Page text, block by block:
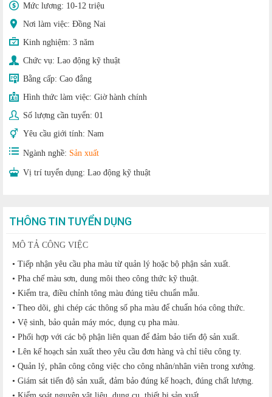
Mức lương: 10-12 triệu
Nơi làm việc: Đồng Nai
Kinh nghiệm: 3 năm
Chức vụ: Lao động kỹ thuật
Bằng cấp: Cao đẳng
Hình thức làm việc: Giờ hành chính
Số lượng cần tuyển: 01
Yêu cầu giới tính: Nam
Ngành nghề: Sản xuất
Vị trí tuyển dụng: Lao động kỹ thuật
THÔNG TIN TUYỂN DỤNG
MÔ TẢ CÔNG VIỆC
• Tiếp nhận yêu cầu pha màu từ quản lý hoặc bộ phận sản xuất.
• Pha chế màu sơn, dung môi theo công thức kỹ thuật.
• Kiểm tra, điều chỉnh tông màu đúng tiêu chuẩn mẫu.
• Theo dõi, ghi chép các thông số pha màu để chuẩn hóa công thức.
• Vệ sinh, bảo quản máy móc, dụng cụ pha màu.
• Phối hợp với các bộ phận liên quan để đảm bảo tiến độ sản xuất.
• Lên kế hoạch sản xuất theo yêu cầu đơn hàng và chỉ tiêu công ty.
• Quản lý, phân công công việc cho công nhân/nhân viên trong xưởng.
• Giám sát tiến độ sản xuất, đảm bảo đúng kế hoạch, đúng chất lượng.